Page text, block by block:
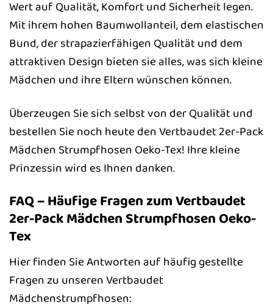
Wert auf Qualität, Komfort und Sicherheit legen.
Mit ihrem hohen Baumwollanteil, dem elastischen
Bund, der strapazierfähigen Qualität und dem
attraktiven Design bieten sie alles, was sich kleine
Mädchen und ihre Eltern wünschen können.
Überzeugen Sie sich selbst von der Qualität und
bestellen Sie noch heute den Vertbaudet 2er-Pack
Mädchen Strumpfhosen Oeko-Tex! Ihre kleine
Prinzessin wird es Ihnen danken.
FAQ – Häufige Fragen zum Vertbaudet
2er-Pack Mädchen Strumpfhosen Oeko-
Tex
Hier finden Sie Antworten auf häufig gestellte
Fragen zu unseren Vertbaudet
Mädchenstrumpfhosen: